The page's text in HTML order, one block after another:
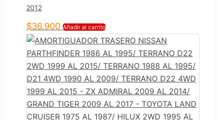
2012
$36.900 Añadir al carrito